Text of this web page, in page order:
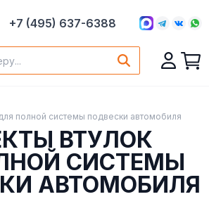
+7 (495) 637-6388
полной системы подвески автомобиля
ВТУЛОК
СИСТЕМЫ
АВТОМОБИЛЯ